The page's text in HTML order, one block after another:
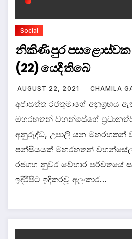
Social
නිකිණි පුර පසළොස්වක
(22) යෙදී තිබේ
AUGUST 22, 2021 CHAMILA
අජාසත්ත රජතුමාගේ අනුග්‍රහය
මහරහතන් වහන්සේගේ
අනුරුද්ධ, උපාලි යන මහරහතන්
පන්සියයක් මහරහතන්
රජගහ නුවර වේහාර පර්වතයේ
ඉදිරිපිට ඉදිකරවූ අලංකාර…